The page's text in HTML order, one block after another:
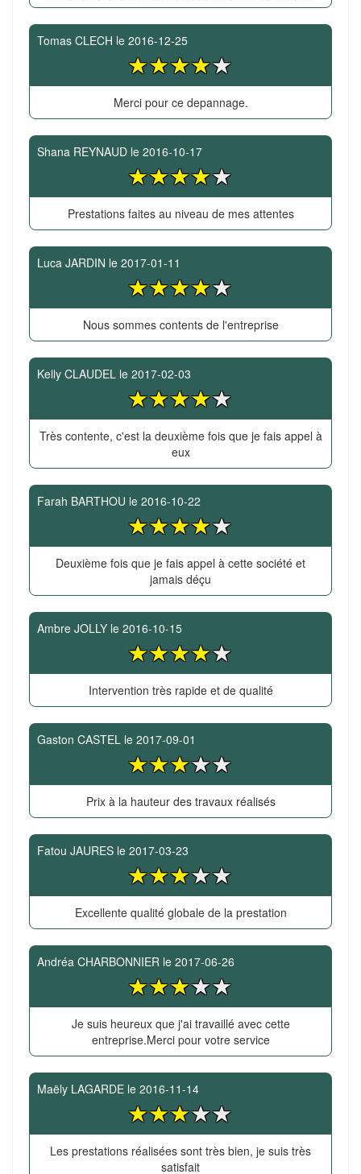
Tomas CLECH le 2016-12-25
Merci pour ce depannage.
Shana REYNAUD le 2016-10-17
Prestations faites au niveau de mes attentes
Luca JARDIN le 2017-01-11
Nous sommes contents de l'entreprise
Kelly CLAUDEL le 2017-02-03
Très contente, c'est la deuxième fois que je fais appel à
eux
Farah BARTHOU le 2016-10-22
Deuxième fois que je fais appel à cette société et
jamais déçu
Ambre JOLLY le 2016-10-15
Intervention très rapide et de qualité
Gaston CASTEL le 2017-09-01
Prix à la hauteur des travaux réalisés
Fatou JAURES le 2017-03-23
Excellente qualité globale de la prestation
Andréa CHARBONNIER le 2017-06-26
Je suis heureux que j'ai travaillé avec cette
entreprise.Merci pour votre service
Maëly LAGARDE le 2016-11-14
Les prestations réalisées sont très bien, je suis très
satisfait